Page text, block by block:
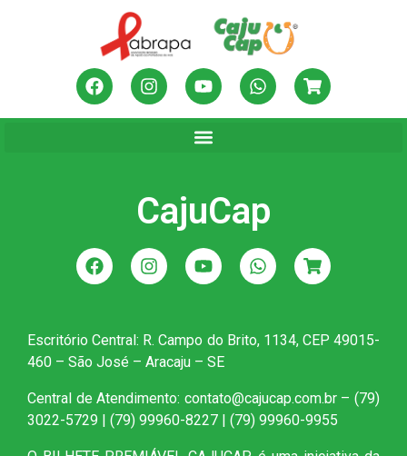
CajuCap
Escritório Central: R. Campo do Brito, 1134, CEP 49015-
460 – São José – Aracaju – SE
Central de Atendimento: contato@cajucap.com.br – (79)
3022-5729 | (79) 99960-8227 | (79) 99960-9955